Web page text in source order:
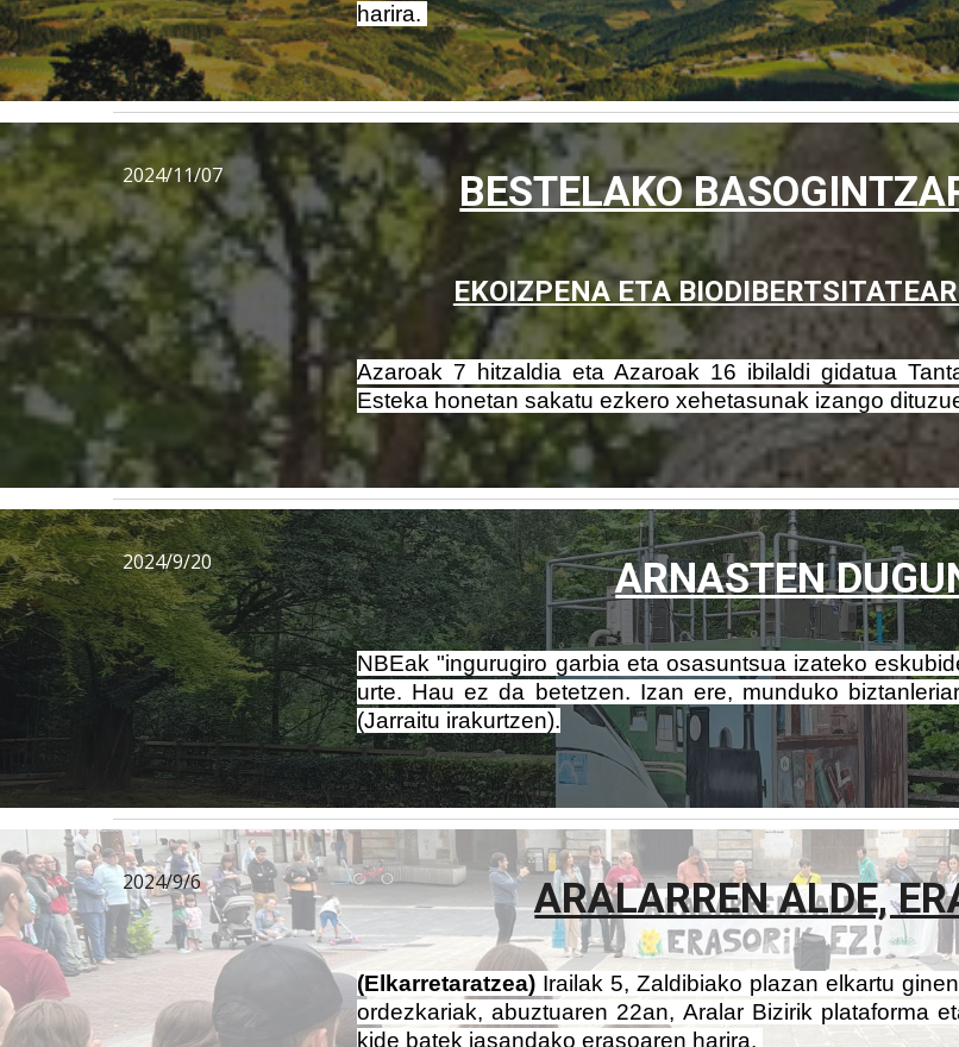
harira.
2024/11/07 BESTELAKO
EKOIZPENA ETA
Azaroak 7 hitzaldia eta Azaroak 16 ibilaldi gidatua
Esteka honetan sakatu ezkero xehetasunak izango
2024/9/20 ARNASTEN
NBEak "ingurugiro garbia eta osasuntsua izateko
urte. Hau ez da betetzen. Izan ere, munduko
(Jarraitu irakurtzen).
2024/9/6 ARALARREN ALDE,
(Elkarretaratzea) Irailak 5, Zaldibiako plazan elkartu
ordezkariak, abuztuaren 22an, Aralar Bizirik plataforma
kide batek jasandako erasoaren harira.